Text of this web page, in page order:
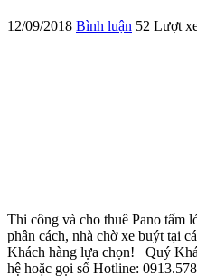
12/09/2018 Bình luận 52 Lượt
Thi công và cho thuê Pano tấm
phân cách, nhà chờ xe buýt tại
Khách hàng lựa chọn! Quý
hệ hoặc gọi số Hotline: